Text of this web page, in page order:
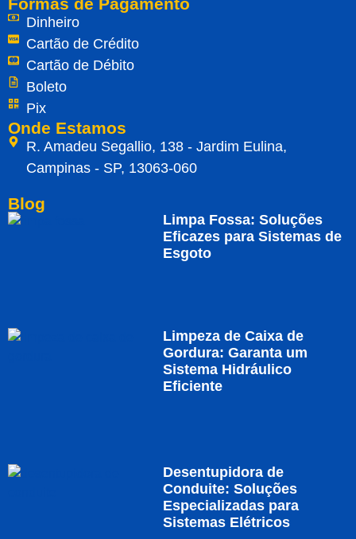
Dinheiro
Cartão de Crédito
Cartão de Débito
Boleto
Pix
Onde Estamos
R. Amadeu Segallio, 138 - Jardim Eulina,
Campinas - SP, 13063-060
Blog
Limpa Fossa: Soluções
Eficazes para Sistemas de
Esgoto
Limpeza de Caixa de
Gordura: Garanta um
Sistema Hidráulico
Eficiente
Desentupidora de
Conduite: Soluções
Especializadas para
Sistemas Elétricos